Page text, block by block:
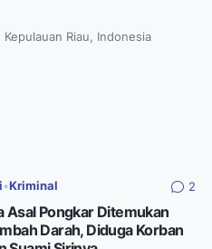
Riau, Indonesia
•Kriminal 2
Asal Pongkar Ditemukan
Darah, Diduga Korban